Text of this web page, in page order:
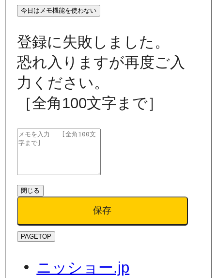
今日はメモ機能を使わない
登録に失敗しました。
恐れ入りますが再度ご入
力ください。
［全角100文字まで］
閉じる
保存
PAGETOP
ニッショー.jp